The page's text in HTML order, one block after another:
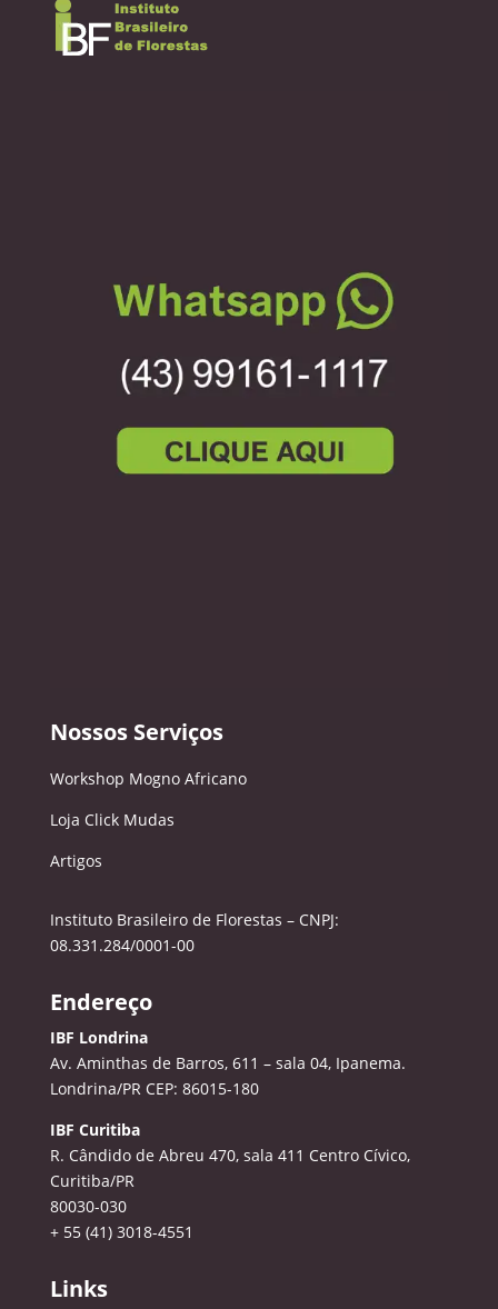
Nossos Serviços
Workshop Mogno Africano
Loja Click Mudas
Artigos
Instituto Brasileiro de Florestas – CNPJ:
08.331.284/0001-00
Endereço
IBF Londrina
Av. Aminthas de Barros, 611 – sala 04, Ipanema.
Londrina/PR CEP: 86015-180
IBF Curitiba
R. Cândido de Abreu 470, sala 411 Centro Cívico,
Curitiba/PR
80030-030
+ 55 (41) 3018-4551
Links